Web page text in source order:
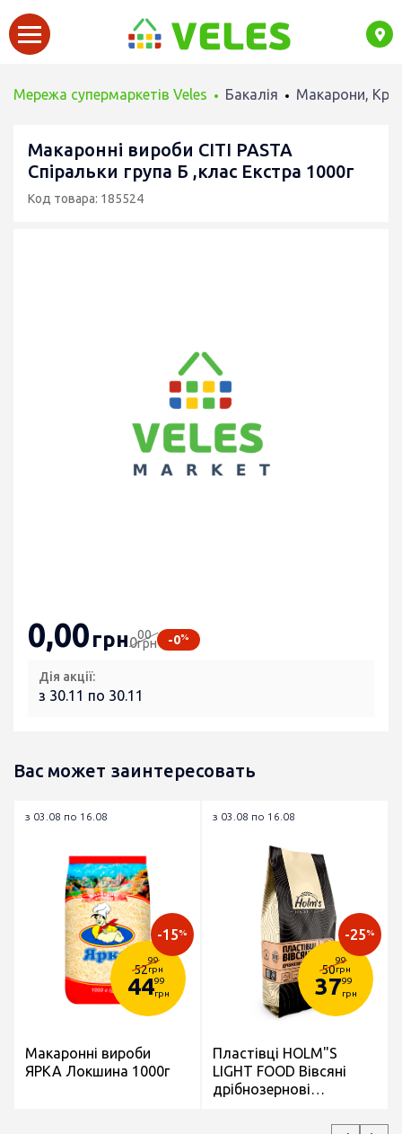
Мережа супермаркетів Veles Бакалія Макарони,
Макаронні вироби CITI PASTA
Спіральки група Б ,клас Екстра 1000г
Код товара: 185524
0,00грн000
грн -0%
Дія акції:
з 30.11 по 30.11
Вас может заинтересовать
з 03.08 по 16.08
52
99
грн
4499
грн
-15%
Макаронні вироби
ЯРКА Локшина 1000г
з 03.08 по 16.08
50
99
грн
3799
грн
-25%
Пластівці HOLM"S
LIGHT FOOD Вівсяні
дрібнозернові